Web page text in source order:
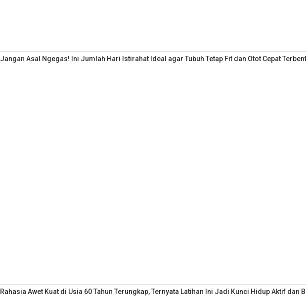
Jangan Asal Ngegas! Ini Jumlah Hari Istirahat Ideal agar Tubuh Tetap Fit dan Otot Cepat
Rahasia Awet Kuat di Usia 60 Tahun Terungkap, Ternyata Latihan Ini Jadi Kunci Hidup Aktif dan